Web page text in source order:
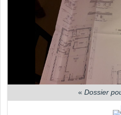
« Dossier